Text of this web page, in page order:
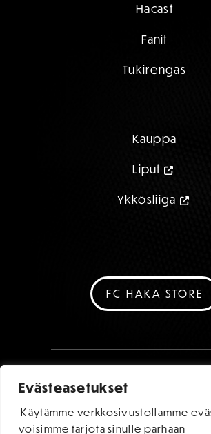
Evästeasetukset
Käytämme verkkosivustollamme
voisimme tarjota sinulle parhaan
Hacast
Fanit
Tukirengas
Kauppa
Liput
Ykkösliiga
FC HAKA STORE